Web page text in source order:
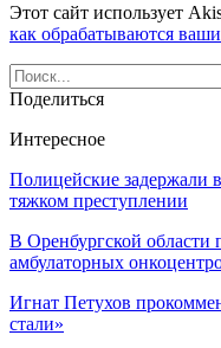
Этот сайт использует
как обрабатываются
Поделиться
Интересное
Полицейские задержали
тяжком преступлении
В Оренбургской области
амбулаторных
Игнат Петухов
стали»